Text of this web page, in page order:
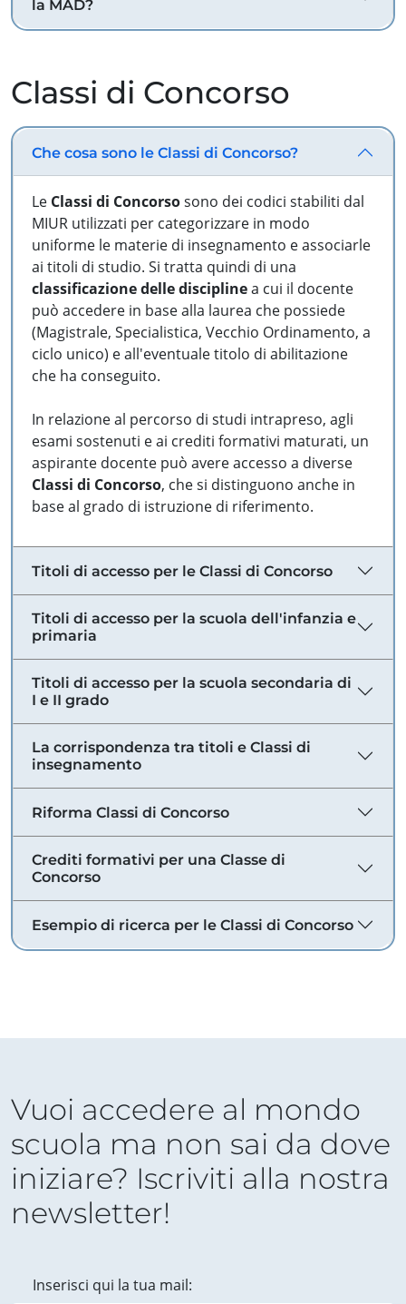
la MAD?
Classi di Concorso
Che cosa sono le Classi di Concorso?
Le Classi di Concorsosono dei codici stabiliti dal
MIUR utilizzati per categorizzare in modo
uniforme le materie di insegnamento e associarle
ai titoli di studio. Si tratta quindi di una
classificazione delle disciplinea cui il docente
può accedere in base alla laurea che possiede
(Magistrale, Specialistica, Vecchio Ordinamento, a
ciclo unico) e all'eventuale titolo di abilitazione
che ha conseguito.
In relazione al percorso di studi intrapreso, agli
esami sostenuti e ai crediti formativi maturati, un
aspirante docente può avere accesso a diverse
Classi di Concorso, che si distinguono anche in
base al grado di istruzione di riferimento.
Titoli di accesso per le Classi di Concorso
Titoli di accesso per la scuola dell'infanzia e
primaria
Titoli di accesso per la scuola secondaria di
I e II grado
La corrispondenza tra titoli e Classi di
insegnamento
Riforma Classi di Concorso
Crediti formativi per una Classe di
Concorso
Esempio di ricerca per le Classi di Concorso
Vuoi accedere al mondo
scuola ma non sai da dove
iniziare? Iscriviti alla nostra
newsletter!
Inserisci qui la tua mail: